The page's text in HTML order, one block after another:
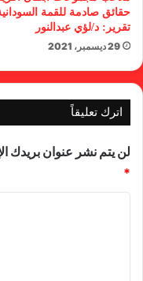
حقائق صادمة للقمة
تقرير: د/لؤي عبدالنور
29 ديسمبر، 2021
اترك تعليقاً
لن يتم نشر عنوان بريدك
*